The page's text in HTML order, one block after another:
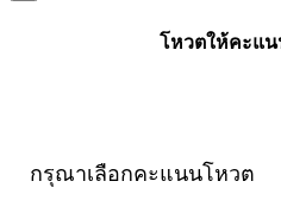
โหวตให้คะแ
กรุณาเลือกคะแนนโหวต